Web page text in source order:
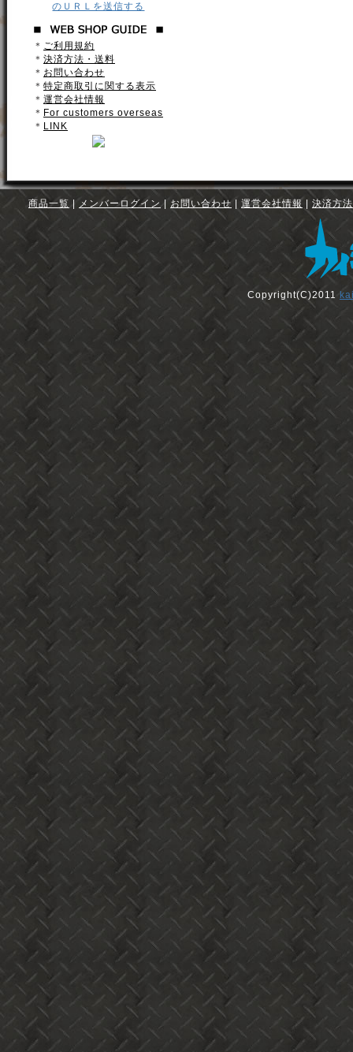
のＵＲＬを送信する
＊ ご利用規約
＊ 決済方法・送料
＊ お問い合わせ
＊ 特定商取引に関する表示
＊ 運営会社情報
＊ For customers overseas
＊ LINK
商品一覧 メンバーログイン お問い合わせ 運営会社情報 決済方
Copyright(C)2011